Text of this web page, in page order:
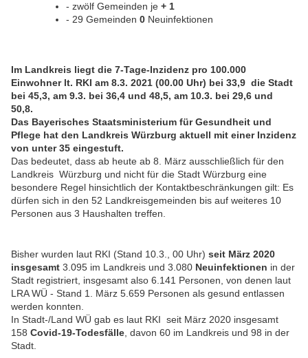
- zwölf Gemeinden je + 1
- 29 Gemeinden 0 Neuinfektionen
Im Landkreis liegt die 7-Tage-Inzidenz pro 100.000
Einwohner lt. RKI am 8.3. 2021 (00.00 Uhr) bei 33,9 die Stadt
bei 45,3, am 9.3. bei 36,4 und 48,5, am 10.3. bei 29,6 und
50,8.
Das Bayerisches Staatsministerium für Gesundheit und
Pflege hat den Landkreis Würzburg aktuell mit einer Inzidenz
von unter 35 eingestuft.
Das bedeutet, dass ab heute ab 8. März ausschließlich für den
Landkreis Würzburg und nicht für die Stadt Würzburg eine
besondere Regel hinsichtlich der Kontaktbeschränkungen gilt: Es
dürfen sich in den 52 Landkreisgemeinden bis auf weiteres 10
Personen aus 3 Haushalten treffen.
Bisher wurden laut RKI (Stand 10.3., 00 Uhr) seit März 2020
insgesamt 3.095 im Landkreis und 3.080 Neuinfektionen in der
Stadt registriert, insgesamt also 6.141 Personen, von denen laut
LRA WÜ - Stand 1. März 5.659 Personen als gesund entlassen
werden konnten.
In Stadt-/Land WÜ gab es laut RKI seit März 2020 insgesamt
158 Covid-19-Todesfälle , davon 60 im Landkreis und 98 in der
Stadt.